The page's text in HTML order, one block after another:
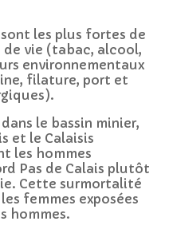
les plus fortes de
de vie (tabac, alcool,
environnementaux
filature, port et
le bassin minier,
et le Calaisis
les hommes
Pas de Calais plutôt
Cette surmortalité
femmes exposées
hommes.